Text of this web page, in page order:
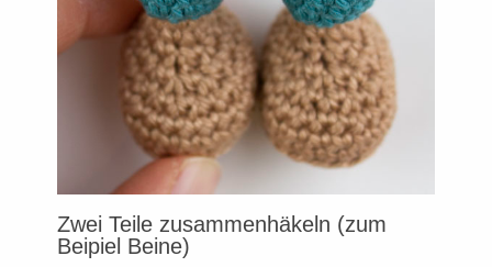
Zwei Teile zusammenhäkeln (zum
Beipiel Beine)